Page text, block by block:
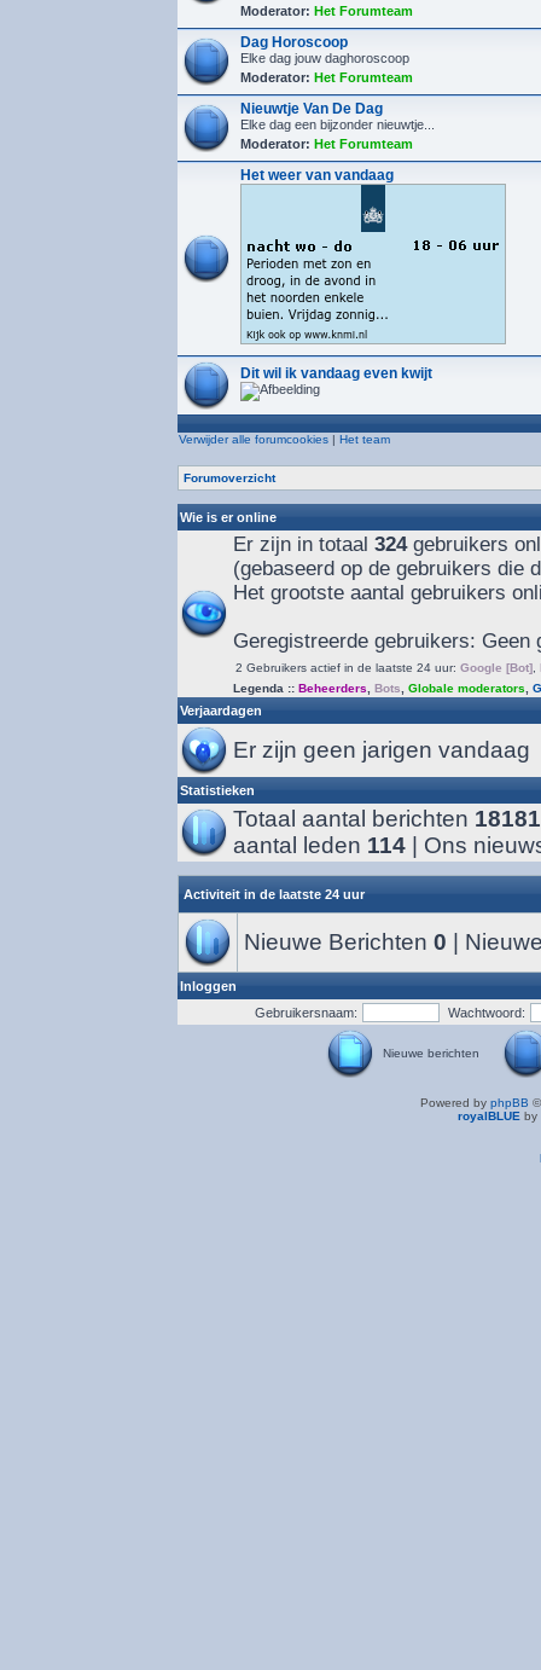
Moderator: Het Forumteam
Dag Horoscoop
Elke dag jouw daghoroscoop
Moderator: Het Forumteam
Nieuwtje Van De Dag
Elke dag een bijzonder nieuwtje...
Moderator: Het Forumteam
Het weer van vandaag
Dit wil ik vandaag even kwijt
Verwijder alle forumcookies | Het team
Forumoverzicht
Wie is er online
Er zijn in totaal 324gebruikers
(gebaseerd op de gebruikers die
Het grootste aantal gebruikers
Geregistreerde gebruikers: Geen
2 Gebruikers actief in de laatste 24 uur: Google [Bot]
Legenda :: Beheerders Bots Globale moderators
Verjaardagen
Er zijn geen jarigen vandaag
Statistieken
Totaal aantal berichten 18181
aantal leden 114 | Ons
Activiteit in de laatste 24 uur
Nieuwe Berichten 0 |
Inloggen
Gebruikersnaam:
Wachtwoord:
Nieuwe berichten
Powered by phpBB
royalBLUE by